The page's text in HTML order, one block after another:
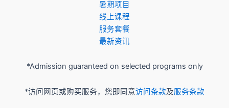
暑期项目
​线上课程
服务套餐
最新资讯
*Admission guaranteed on selected programs only
*访问网页或购买服务，您即同意访问条款及服务条款